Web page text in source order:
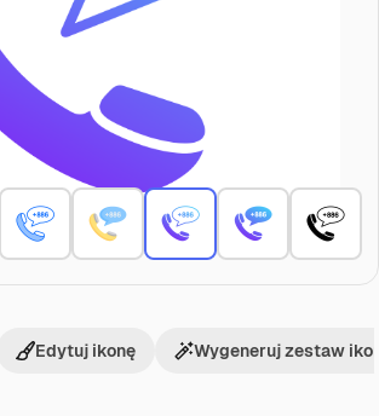
Edytuj ikonę Wygeneruj zestaw